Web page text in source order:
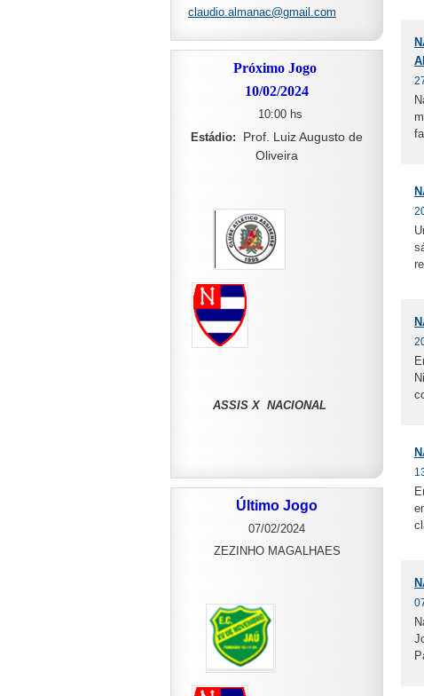
claudio.almanac@gmail.com
Próximo Jogo
10/02/2024
10:00 hs
Estádio:
Prof. Luiz Augusto de
Oliveira
ASSIS X NACIONAL
Último Jogo
07/02/2024
ZEZINHO MAGALHAES